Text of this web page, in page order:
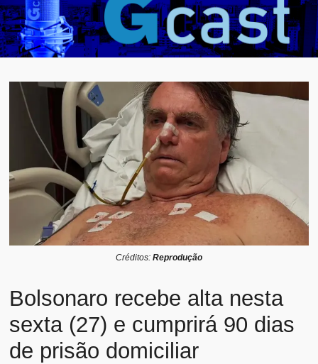
Créditos: Reprodução
Bolsonaro recebe alta nesta
sexta (27) e cumprirá 90 dias
de prisão domiciliar